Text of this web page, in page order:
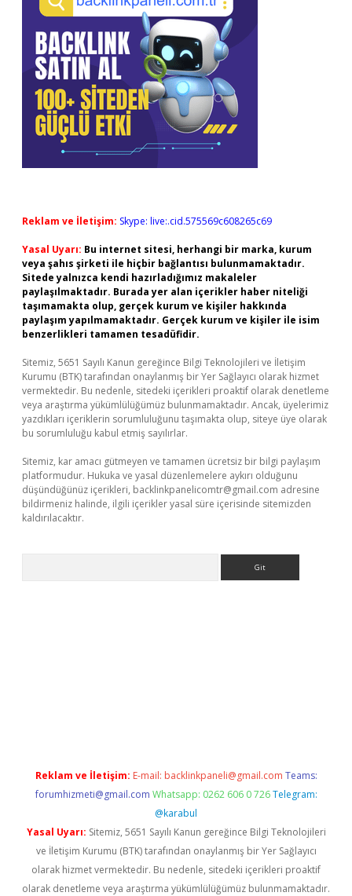
Reklam ve İletişim: Skype: live:.cid.575569c608265c69
Yasal Uyarı: Bu internet sitesi, herhangi bir marka, kurum
veya şahıs şirketi ile hiçbir bağlantısı bulunmamaktadır.
Sitede yalnızca kendi hazırladığımız makaleler
paylaşılmaktadır. Burada yer alan içerikler haber niteliği
taşımamakta olup, gerçek kurum ve kişiler hakkında
paylaşım yapılmamaktadır. Gerçek kurum ve kişiler ile isim
benzerlikleri tamamen tesadüfidir.
Sitemiz, 5651 Sayılı Kanun gereğince Bilgi Teknolojileri ve İletişim
Kurumu (BTK) tarafından onaylanmış bir Yer Sağlayıcı olarak hizmet
vermektedir. Bu nedenle, sitedeki içerikleri proaktif olarak denetleme
veya araştırma yükümlülüğümüz bulunmamaktadır. Ancak, üyelerimiz
yazdıkları içeriklerin sorumluluğunu taşımakta olup, siteye üye olarak
bu sorumluluğu kabul etmiş sayılırlar.
Sitemiz, kar amacı gütmeyen ve tamamen ücretsiz bir bilgi paylaşım
platformudur. Hukuka ve yasal düzenlemelere aykırı olduğunu
düşündüğünüz içerikleri, backlinkpanelicomtr@gmail.com adresine
bildirmeniz halinde, ilgili içerikler yasal süre içerisinde sitemizden
kaldırılacaktır.
Reklam ve İletişim: E-mail: backlinkpaneli@gmail.com Teams:
forumhizmeti@gmail.com Whatsapp: 0262 606 0 726 Telegram:
@karabul
Yasal Uyarı: Sitemiz, 5651 Sayılı Kanun gereğince Bilgi Teknolojileri
ve İletişim Kurumu (BTK) tarafından onaylanmış bir Yer Sağlayıcı
olarak hizmet vermektedir. Bu nedenle, sitedeki içerikleri proaktif
olarak denetleme veya araştırma yükümlülüğümüz bulunmamaktadır.